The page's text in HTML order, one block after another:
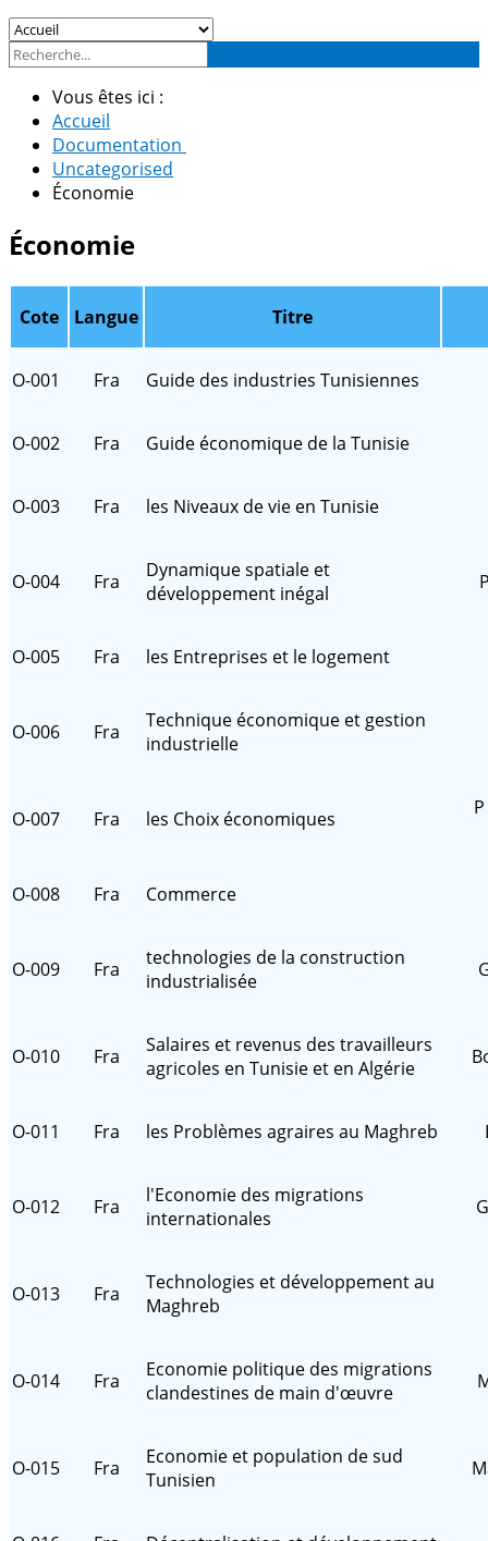
Vous êtes ici :
Accueil
Documentation
Uncategorised
Économie
Économie
Cote Langue Titre
O-001 Fra Guide des industries Tunisiennes
O-002 Fra Guide économique de la Tunisie
O-003 Fra les Niveaux de vie en Tunisie
O-004 Fra
Dynamique spatiale et
développement inégal
O-005 Fra les Entreprises et le logement
O-006 Fra
Technique économique et gestion
industrielle
O-007 Fra les Choix économiques
O-008 Fra Commerce
O-009 Fra
technologies de la construction
industrialisée
O-010 Fra
Salaires et revenus des travailleurs
agricoles en Tunisie et en Algérie
O-011 Fra les Problèmes agraires au Maghreb
O-012 Fra
l'Economie des migrations
internationales
O-013 Fra
Technologies et développement au
Maghreb
O-014 Fra
Economie politique des migrations
clandestines de main d'œuvre
O-015 Fra
Economie et population de sud
Tunisien